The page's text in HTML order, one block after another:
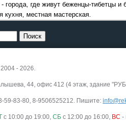
города, где живут беженцы-тибетцы
кухня, местная мастерская.
- 2026.
44, офис 412 (4 этаж, здание
59-83-80, 8-9506525212. Пишите:
с 10:00 до 19:00, СБ с 12:00 до 16:00, ВС -